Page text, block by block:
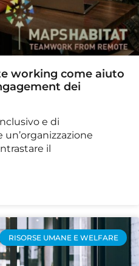
working come aiuto
dei
e di
il
RISORSE UMANE E WELFARE